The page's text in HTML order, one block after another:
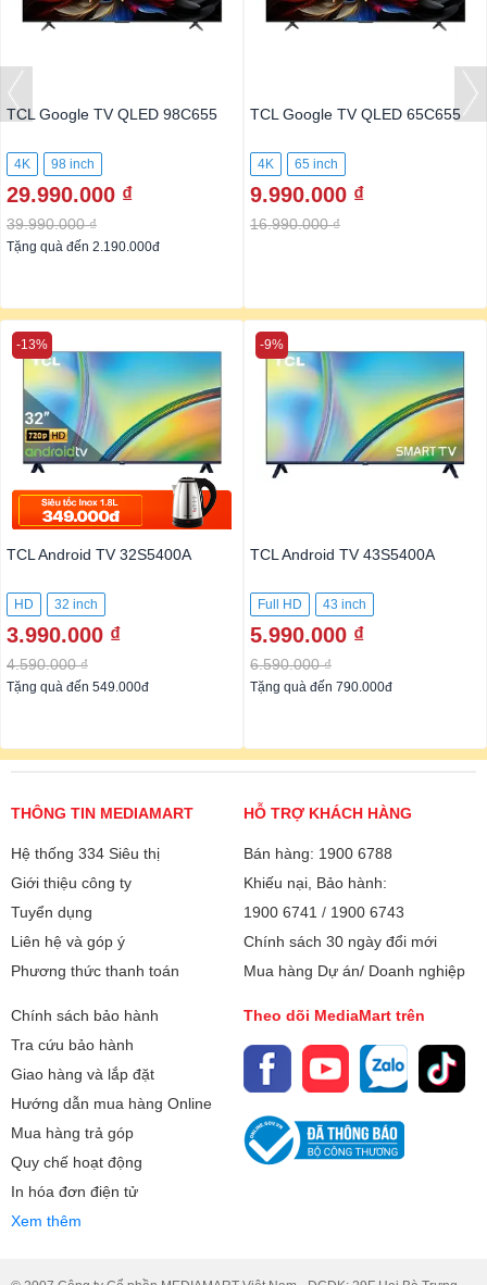
TCL Google TV QLED 98C655
4K 98 inch
29.990.000 ₫
39.990.000 ₫
Tặng quà đến 2.190.000đ
TCL Google TV QLED 65C655
4K 65 inch
9.990.000 ₫
16.990.000 ₫
TCL Android TV 32S5400A
HD 32 inch
3.990.000 ₫
4.590.000 ₫
-13%
Tặng quà đến 549.000đ
TCL Android TV 43S5400A
Full HD 43 inch
5.990.000 ₫
6.590.000 ₫
-9%
Tặng quà đến 790.000đ
THÔNG TIN MEDIAMART
Hệ thống 334 Siêu thị
Giới thiệu công ty
Tuyển dụng
Liên hệ và góp ý
Phương thức thanh toán
HỖ TRỢ KHÁCH HÀNG
Bán hàng: 1900 6788
Khiếu nại, Bảo hành:
1900 6741 / 1900 6743
Chính sách 30 ngày đổi mới
Mua hàng Dự án/ Doanh nghiệp
Chính sách bảo hành
Tra cứu bảo hành
Giao hàng và lắp đặt
Hướng dẫn mua hàng Online
Mua hàng trả góp
Quy chế hoạt động
In hóa đơn điện tử
Xem thêm
Theo dõi MediaMart trên